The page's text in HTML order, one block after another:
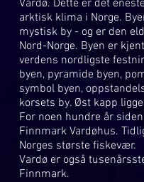
Vardø. Dette er det
arktisk klima i Norge.
mystisk by - og er den
Nord-Norge. Byen er
verdens nordligste
byen, pyramide byen,
symbol byen,
korsets by. Øst kapp
For noen hundre år
Finnmark Vardøhus.
Norges største fiskevær.
Vardø er også
Finnmark.